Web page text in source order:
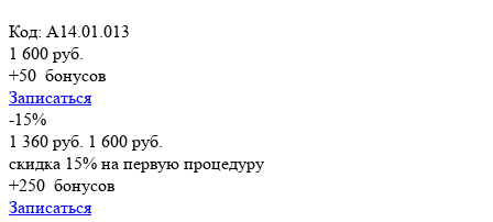
Код: A14.01.013
1 600 руб.
+50 бонусов
Записаться
-15%
1 360 руб. 1 600 руб.
скидка 15% на первую процедуру
+250 бонусов
Записаться